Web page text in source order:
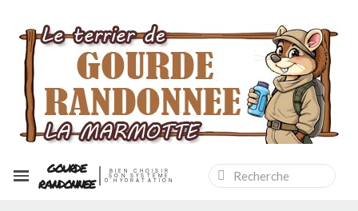
GOURDE
RANDONNEE
BIEN CHOISIR
SON SYSTÈME
D'HYDRATATION